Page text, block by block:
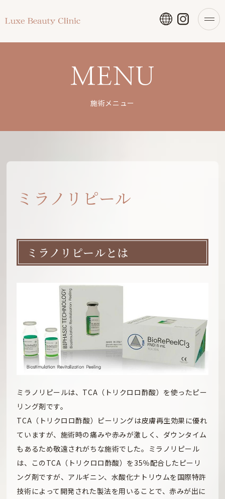
MENU
施術メニュー
ミラノリピール
ミラノリピールとは
ミラノリピールは、TCA（トリクロロ酢酸）を使ったピー
リング剤です。
TCA（トリクロロ酢酸）ピーリングは皮膚再生効果に優れ
ていますが、施術時の痛みや赤みが激しく、ダウンタイム
もあるため敬遠されがちな施術でした。ミラノリピール
は、このTCA（トリクロロ酢酸）を35％配合したピーリ
ング剤ですが、アルギニン、水酸化ナトリウムを国際特許
技術によって開発された製法を用いることで、赤みが出に